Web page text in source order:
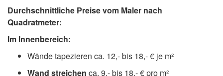
Durchschnittliche Preise vom Maler nach
Quadratmeter:
Im Innenbereich:
Wände tapezieren ca. 12,- bis 18,- € je m²
Wand streichen ca. 9,- bis 18,- € pro m²